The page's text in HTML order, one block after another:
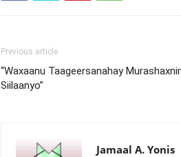
Previous article
“Waxaanu Taageersanahay
Siilaanyo”
Jamaal A. Yonis